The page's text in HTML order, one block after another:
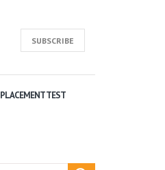
SUBSCRIBE
PLACEMENT TEST